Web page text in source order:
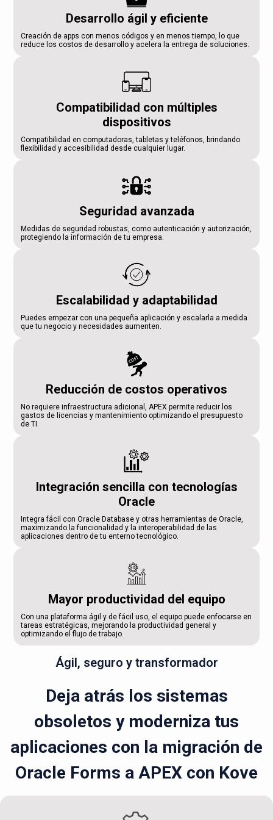
Desarrollo ágil y eficiente
Creación de apps con menos códigos y en menos tiempo, lo que
reduce los costos de desarrollo y acelera la entrega de soluciones.
Compatibilidad con múltiples
dispositivos
Compatibilidad en computadoras, tabletas y teléfonos, brindando
flexibilidad y accesibilidad desde cualquier lugar.
Seguridad avanzada
Medidas de seguridad robustas, como autenticación y autorización,
protegiendo la información de tu empresa.
Escalabilidad y adaptabilidad
Puedes empezar con una pequeña aplicación y escalarla a medida
que tu negocio y necesidades aumenten.
Reducción de costos operativos
No requiere infraestructura adicional, APEX permite reducir los
gastos de licencias y mantenimiento optimizando el presupuesto
de TI.
Integración sencilla con tecnologías
Oracle
Integra fácil con Oracle Database y otras herramientas de Oracle,
maximizando la funcionalidad y la interoperabilidad de las
aplicaciones dentro de tu enterno tecnológico.
Mayor productividad del equipo
Con una plataforma ágil y de fácil uso, el equipo puede enfocarse en
tareas estratégicas, mejorando la productividad general y
optimizando el flujo de trabajo.
Ágil, seguro y transformador
Deja atrás los sistemas
obsoletos y moderniza tus
aplicaciones con la migración de
Oracle Forms a APEX con Kove